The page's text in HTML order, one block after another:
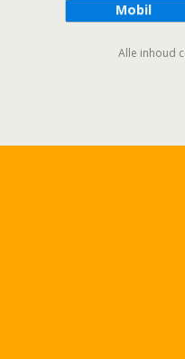
Mobil
Alle inhoud